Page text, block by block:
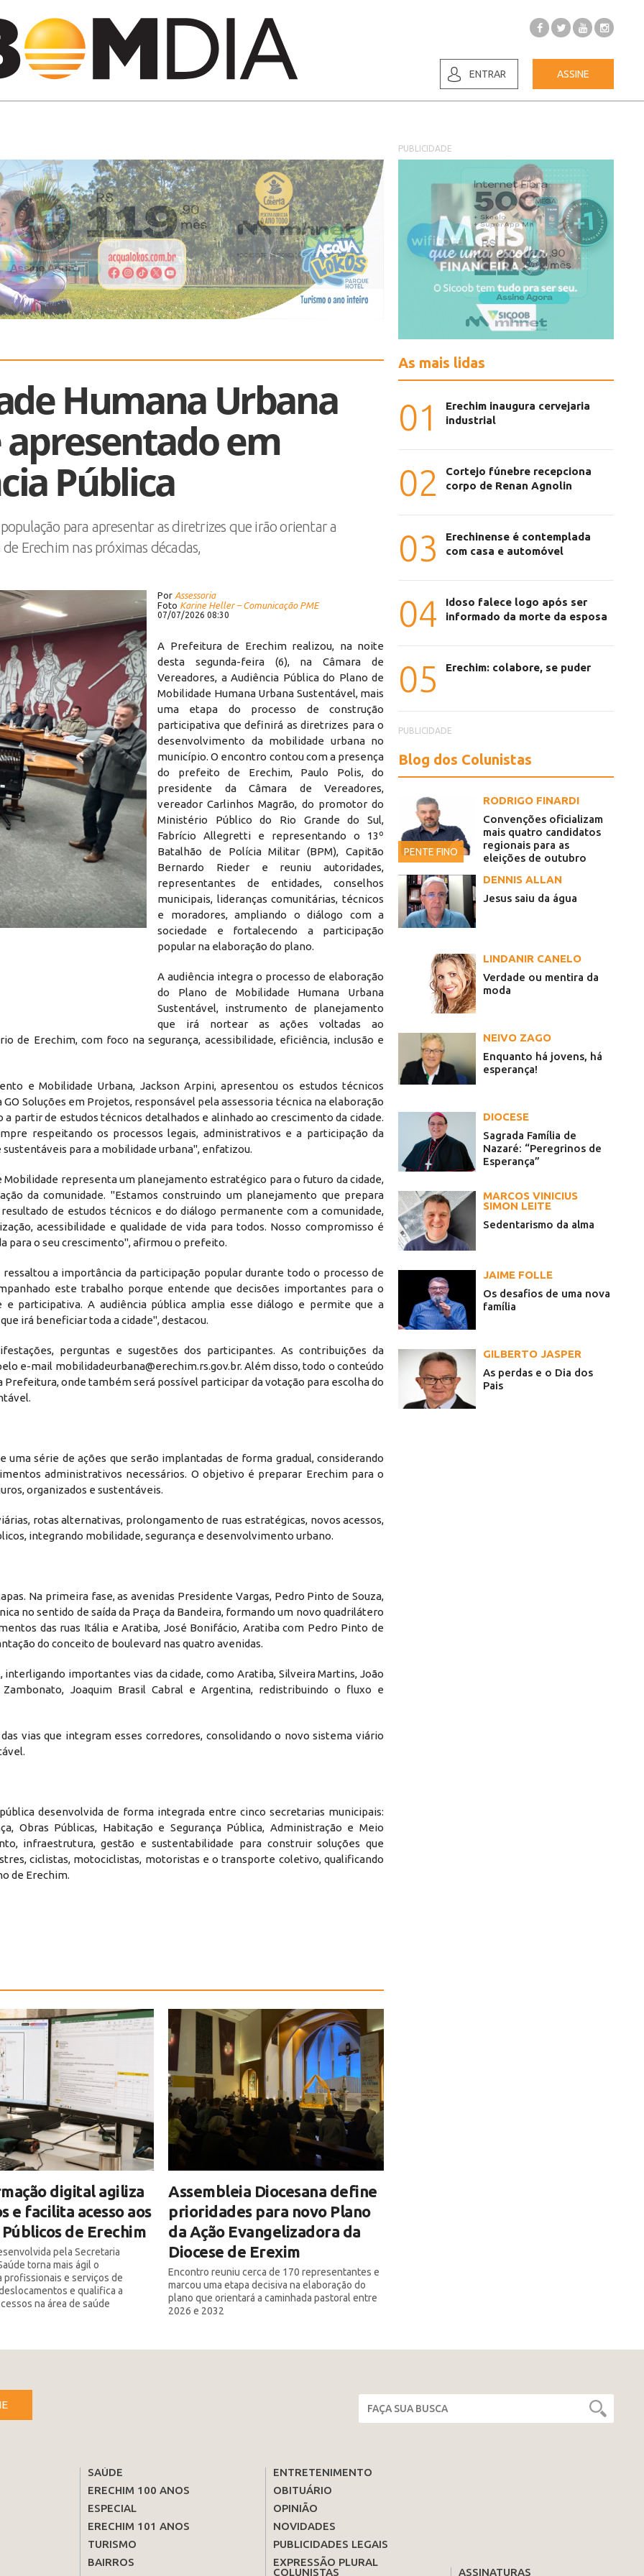
ENTRAR ASSINE
Humana Urbana
em
Pública
para apresentar as diretrizes que irão orientar a
Erechim nas próximas décadas,
2
Por Assessoria
Foto Karine Heller – Comunicação PME
07/07/2026 08:30
A Prefeitura de Erechim realizou, na noite
desta segunda-feira (6), na Câmara de
Vereadores, a Audiência Pública do Plano de
Mobilidade Humana Urbana Sustentável, mais
uma etapa do processo de construção
participativa que definirá as diretrizes para o
desenvolvimento da mobilidade urbana no
município. O encontro contou com a presença
do prefeito de Erechim, Paulo Polis, do
presidente da Câmara de Vereadores,
vereador Carlinhos Magrão, do promotor do
Ministério Público do Rio Grande do Sul,
Fabrício Allegretti e representando o 13º
Batalhão de Polícia Militar (BPM), Capitão
Bernardo Rieder e reuniu autoridades,
representantes de entidades, conselhos
municipais, lideranças comunitárias, técnicos
e moradores, ampliando o diálogo com a
sociedade e fortalecendo a participação
popular na elaboração do plano.
A audiência integra o processo de elaboração
do Plano de Mobilidade Humana Urbana
Sustentável, instrumento de planejamento
que irá nortear as ações voltadas ao
de Erechim, com foco na segurança, acessibilidade, eficiência, inclusão e
e Mobilidade Urbana, Jackson Arpini, apresentou os estudos técnicos
Soluções em Projetos, responsável pela assessoria técnica na elaboração
partir de estudos técnicos detalhados e alinhado ao crescimento da cidade.
respeitando os processos legais, administrativos e a participação da
para a mobilidade urbana", enfatizou.
representa um planejamento estratégico para o futuro da cidade,
da comunidade. "Estamos construindo um planejamento que prepara
de estudos técnicos e do diálogo permanente com a comunidade,
acessibilidade e qualidade de vida para todos. Nosso compromisso é
para o seu crescimento", afirmou o prefeito.
a importância da participação popular durante todo o processo de
este trabalho porque entende que decisões importantes para o
participativa. A audiência pública amplia esse diálogo e permite que a
irá beneficiar toda a cidade", destacou.
perguntas e sugestões dos participantes. As contribuições da
e-mail mobilidadeurbana@erechim.rs.gov.br. Além disso, todo o conteúdo
onde também será possível participar da votação para escolha do
série de ações que serão implantadas de forma gradual, considerando
administrativos necessários. O objetivo é preparar Erechim para o
organizados e sustentáveis.
rotas alternativas, prolongamento de ruas estratégicas, novos acessos,
integrando mobilidade, segurança e desenvolvimento urbano.
Na primeira fase, as avenidas Presidente Vargas, Pedro Pinto de Souza,
no sentido de saída da Praça da Bandeira, formando um novo quadrilátero
das ruas Itália e Aratiba, José Bonifácio, Aratiba com Pedro Pinto de
do conceito de boulevard nas quatro avenidas.
importantes vias da cidade, como Aratiba, Silveira Martins, João
Joaquim Brasil Cabral e Argentina, redistribuindo o fluxo e
vias que integram esses corredores, consolidando o novo sistema viário
desenvolvida de forma integrada entre cinco secretarias municipais:
Obras Públicas, Habitação e Segurança Pública, Administração e Meio
infraestrutura, gestão e sustentabilidade para construir soluções que
ciclistas, motociclistas, motoristas e o transporte coletivo, qualificando
de Erechim.
digital agiliza
e facilita acesso aos
de Erechim
pela Secretaria
torna mais ágil o
profissionais e serviços de
e qualifica a
na área de saúde
Assembleia Diocesana define
prioridades para novo Plano
da Ação Evangelizadora da
Diocese de Erexim
Encontro reuniu cerca de 170 representantes e
marcou uma etapa decisiva na elaboração do
plano que orientará a caminhada pastoral entre
2026 e 2032
PUBLICIDADE
As mais lidas
01
Erechim inaugura cervejaria
industrial
02
Cortejo fúnebre recepciona
corpo de Renan Agnolin
03
Erechinense é contemplada
com casa e automóvel
04
Idoso falece logo após ser
informado da morte da esposa
05 Erechim: colabore, se puder
PUBLICIDADE
Blog dos Colunistas
PENTE FINO
RODRIGO FINARDI
Convenções oficializam
mais quatro candidatos
regionais para as
eleições de outubro
DENNIS ALLAN
Jesus saiu da água
LINDANIR CANELO
Verdade ou mentira da
moda
NEIVO ZAGO
Enquanto há jovens, há
esperança!
DIOCESE
Sagrada Família de
Nazaré: “Peregrinos de
Esperança”
MARCOS VINICIUS
SIMON LEITE
Sedentarismo da alma
JAIME FOLLE
Os desafios de uma nova
família
GILBERTO JASPER
As perdas e o Dia dos
Pais
SAÚDE
ERECHIM 100 ANOS
ESPECIAL
ERECHIM 101 ANOS
TURISMO
BAIRROS
ENTRETENIMENTO
OBITUÁRIO
OPINIÃO
NOVIDADES
PUBLICIDADES LEGAIS
EXPRESSÃO PLURAL
COLUNISTAS
ASSINATURAS